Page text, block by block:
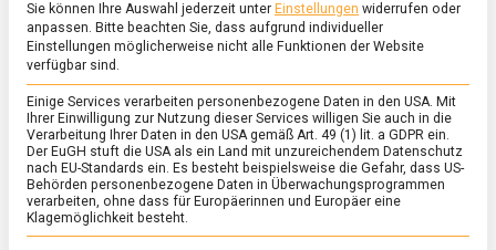
ERNÄHRUNG & GESUNDHEIT /FEATURED
Vanille made in Holland
11. Juli 2025 Johannes
Vanille
Sie können Ihre Auswahl jederzeit unter Einstellungen widerrufen oder
anpassen. Bitte beachten Sie, dass aufgrund individueller
Einstellungen möglicherweise nicht alle Funktionen der Website
verfügbar sind.
Einige Services verarbeiten personenbezogene Daten in den USA. Mit
Ihrer Einwilligung zur Nutzung dieser Services willigen Sie auch in die
Verarbeitung Ihrer Daten in den USA gemäß Art. 49 (1) lit. a GDPR ein.
Der EuGH stuft die USA als ein Land mit unzureichendem Datenschutz
nach EU-Standards ein. Es besteht beispielsweise die Gefahr, dass US-
Behörden personenbezogene Daten in Überwachungsprogrammen
verarbeiten, ohne dass für Europäerinnen und Europäer eine
Klagemöglichkeit besteht.